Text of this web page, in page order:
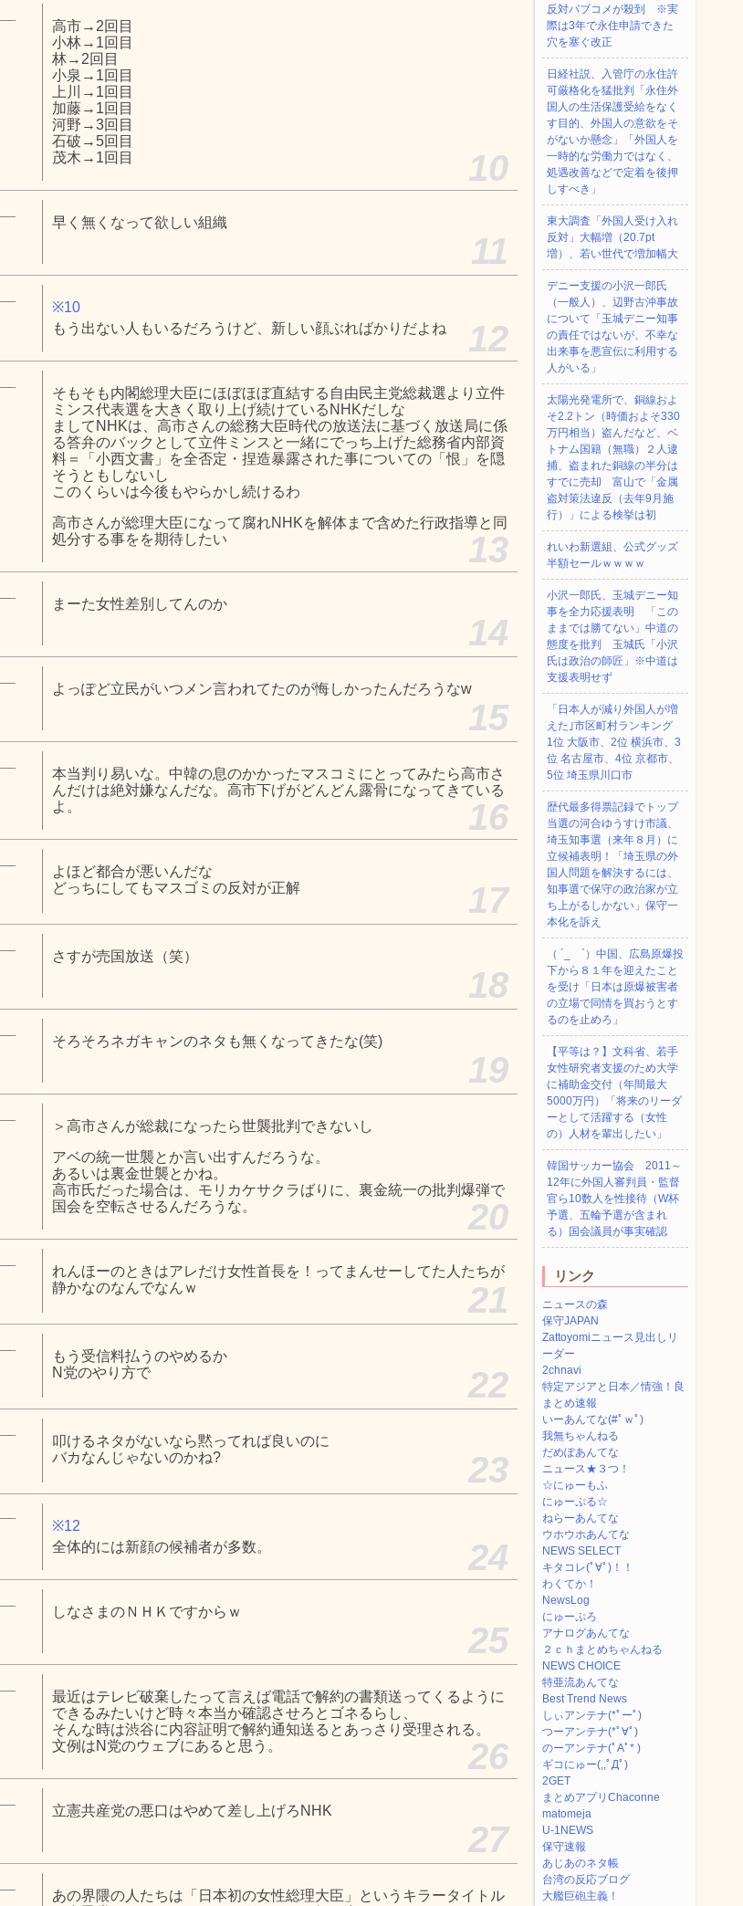
高市→2回目
小林→1回目
林→2回目
小泉→1回目
上川→1回目
加藤→1回目
河野→3回目
石破→5回目
茂木→1回目
10
早く無くなって欲しい組織
11
※10
もう出ない人もいるだろうけど、新しい顔ぶればかりだよね
12
そもそも内閣総理大臣にほぼほぼ直結する自由民主党総裁選より立件
ミンス代表選を大きく取り上げ続けているNHKだしな
ましてNHKは、高市さんの総務大臣時代の放送法に基づく放送局に係
る答弁のバックとして立件ミンスと一緒にでっち上げた総務省内部資
料＝「小西文書」を全否定・捏造暴露された事についての「恨」を隠
そうともしないし
このくらいは今後もやらかし続けるわ
高市さんが総理大臣になって腐れNHKを解体まで含めた行政指導と同
処分する事をを期待したい
13
まーた女性差別してんのか
14
よっぽど立民がいつメン言われてたのが悔しかったんだろうなw
15
本当判り易いな。中韓の息のかかったマスコミにとってみたら高市さ
んだけは絶対嫌なんだな。高市下げがどんどん露骨になってきている
よ。
16
よほど都合が悪いんだな
どっちにしてもマスゴミの反対が正解
17
さすが売国放送（笑）
18
そろそろネガキャンのネタも無くなってきたな(笑)
19
＞高市さんが総裁になったら世襲批判できないし
アベの統一世襲とか言い出すんだろうな。
あるいは裏金世襲とかね。
高市氏だった場合は、モリカケサクラばりに、裏金統一の批判爆弾で
国会を空転させるんだろうな。
20
れんほーのときはアレだけ女性首長を！ってまんせーしてた人たちが
静かなのなんでなんｗ
21
もう受信料払うのやめるか
N党のやり方で
22
叩けるネタがないなら黙ってれば良いのに
バカなんじゃないのかね?
23
※12
全体的には新顔の候補者が多数。
24
しなさまのＮＨＫですからｗ
25
最近はテレビ破棄したって言えば電話で解約の書類送ってくるように
できるみたいけど時々本当か確認させろとゴネるらし、
そんな時は渋谷に内容証明で解約通知送るとあっさり受理される。
文例はN党のウェブにあると思う。
26
立憲共産党の悪口はやめて差し上げろNHK
27
あの界隈の人たちは「日本初の女性総理大臣」というキラータイトル
反対パブコメが殺到 ※実
際は3年で永住申請できた
穴を塞ぐ改正
日経社説、入管庁の永住許
可厳格化を猛批判「永住外
国人の生活保護受給をなく
す目的、外国人の意欲をそ
がないか懸念」「外国人を
一時的な労働力ではなく、
処遇改善などで定着を後押
しすべき」
東大調査「外国人受け入れ
反対」大幅増（20.7pt
増）、若い世代で増加幅大
デニー支援の小沢一郎氏
（一般人）、辺野古沖事故
について「玉城デニー知事
の責任ではないが、不幸な
出来事を悪宣伝に利用する
人がいる」
太陽光発電所で、銅線およ
そ2.2トン（時価およそ330
万円相当）盗んだなど、ベ
トナム国籍（無職）２人逮
捕、盗まれた銅線の半分は
すでに売却 富山で「金属
盗対策法違反（去年9月施
行）」による検挙は初
れいわ新選組、公式グッズ
半額セールｗｗｗｗ
小沢一郎氏、玉城デニー知
事を全力応援表明 「この
ままでは勝てない」中道の
態度を批判 玉城氏「小沢
氏は政治の師匠」※中道は
支援表明せず
「日本人が減り外国人が増
えた｣市区町村ランキング
1位 大阪市、2位 横浜市、3
位 名古屋市、4位 京都市、
5位 埼玉県川口市
歴代最多得票記録でトップ
当選の河合ゆうすけ市議、
埼玉知事選（来年８月）に
立候補表明！「埼玉県の外
国人問題を解決するには、
知事選で保守の政治家が立
ち上がるしかない」保守一
本化を訴え
（ ´_ゝ`）中国、広島原爆投
下から８１年を迎えたこと
を受け「日本は原爆被害者
の立場で同情を買おうとす
るのを止めろ」
【平等は？】文科省、若手
女性研究者支援のため大学
に補助金交付（年間最大
5000万円）「将来のリーダ
ーとして活躍する（女性
の）人材を輩出したい」
韓国サッカー協会 2011～
12年に外国人審判員・監督
官ら10数人を性接待（W杯
予選、五輪予選が含まれ
る）国会議員が事実確認
リンク
ニュースの森
保守JAPAN
Zattoyomiニュース見出しリ
ーダー
2chnavi
特定アジアと日本／情強！良
まとめ速報
いーあんてな(#ﾟｗﾟ)
我無ちゃんねる
だめぽあんてな
ニュース★３つ！
☆にゅーもふ
にゅーぷる☆
ねらーあんてな
ウホウホあんてな
NEWS SELECT
キタコレ(ﾟ∀ﾟ)！！
わくてか！
NewsLog
にゅーぷろ
アナログあんてな
２ｃｈまとめちゃんねる
NEWS CHOICE
特亜流あんてな
Best Trend News
しぃアンテナ(*ﾟーﾟ)
つーアンテナ(*ﾟ∀ﾟ)
のーアンテナ(ﾟAﾟ* )
ギコにゅー(,,ﾟДﾟ)
2GET
まとめアプリChaconne
matomeja
U-1NEWS
保守速報
あじあのネタ帳
台湾の反応ブログ
大艦巨砲主義！